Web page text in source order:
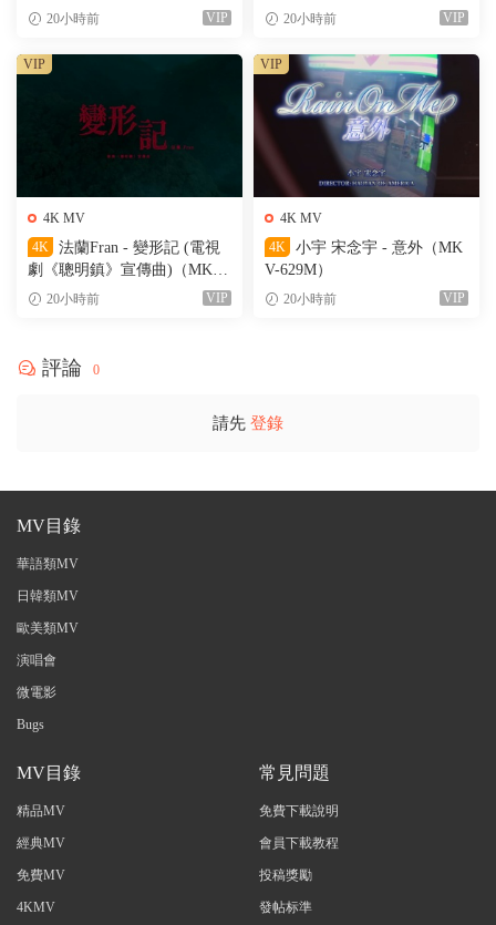
20小時前 VIP 20小時前 VIP
4K MV
4K
法蘭Fran - 變形記 (電視
劇《聰明鎮》宣傳曲)（MKV-
205M）
20小時前 VIP
VIP
4K MV
4K
小宇 宋念宇 - 意外（MK
V-629M）
20小時前 VIP
VIP
評論 0
請先 登錄
MV目錄
華語類MV
日韓類MV
歐美類MV
演唱會
微電影
Bugs
MV目錄
精品MV
經典MV
免費MV
4KMV
常見問題
免費下載說明
會員下載教程
投稿獎勵
發帖标準